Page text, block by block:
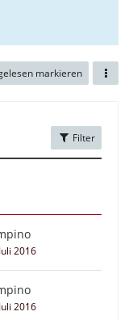
markieren
Filter
2016
2016